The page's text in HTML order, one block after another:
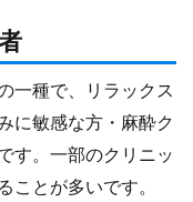
一種で、リラックス
に敏感な方・麻酔ク
す。一部のクリニッ
ことが多いです。